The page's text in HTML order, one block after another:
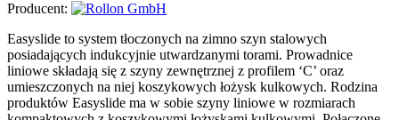
Producent:
Easyslide to system tłoczonych na zimno szyn stalowych
posiadających indukcyjnie utwardzanymi torami. Prowadnice
liniowe składają się z szyny zewnętrznej z profilem ‘C’ oraz
umieszczonych na niej koszykowych łożysk kulkowych. Rodzina
produktów Easyslide ma w sobie szyny liniowe w rozmiarach